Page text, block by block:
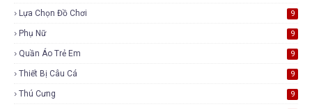
Lựa Chọn Đồ Chơi 9
Phụ Nữ 9
Quần Áo Trẻ Em 9
Thiết Bị Câu Cá 9
Thú Cưng 9